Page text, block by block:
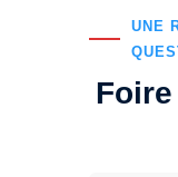
UNE